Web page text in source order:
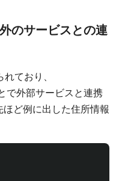
のサービスとの連
ており、
で外部サービスと連携
ど例に出した住所情報